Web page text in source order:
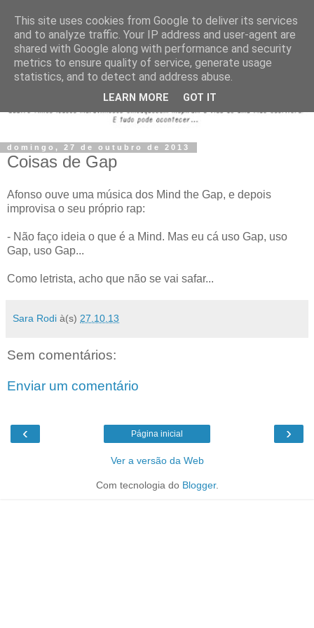
domingo, 27 de outubro de 2013
Coisas de Gap
Afonso ouve uma música dos Mind the Gap, e depois
improvisa o seu próprio rap:
- Não faço ideia o que é a Mind. Mas eu cá uso Gap, uso
Gap, uso Gap...
Como letrista, acho que não se vai safar...
Sara Rodi à(s) 27.10.13
Sem comentários:
Enviar um comentário
‹ ›
Página inicial
Ver a versão da Web
Com tecnologia do Blogger.
This site uses cookies from Google to deliver its services
and to analyze traffic. Your IP address and user-agent are
shared with Google along with performance and security
metrics to ensure quality of service, generate usage
statistics, and to detect and address abuse.
LEARN MORE GOT IT